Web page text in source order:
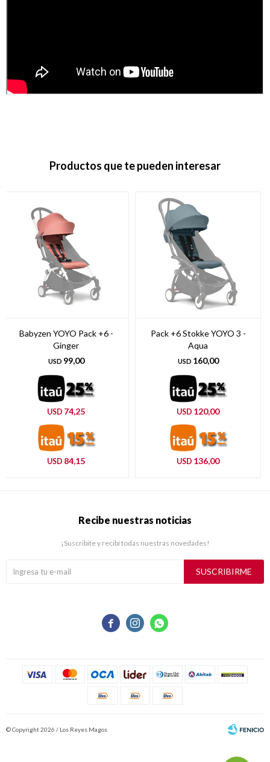
Productos que te pueden interesar
Babyzen YOYO Pack +6 -
Ginger
USD 99,00
USD 74,25
USD 84,15
Pack +6 Stokke YOYO 3 -
Aqua
USD 160,00
USD 120,00
USD 136,00
  
Recibe nuestras noticias
¡Suscribite y recibí todas nuestras novedades!
SUSCRIBIRME
© Copyright 2026 / Los Reyes Magos